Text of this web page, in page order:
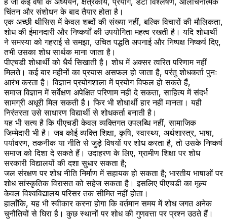
चिंतन और संशोधन के बाद तैयार होता है।
एक अच्छी थीसिस में केवल शब्दों की संख्या नहीं, बल्कि विचारों की मौलिकता,
शोध की ईमानदारी और निष्कर्षों की उपयोगिता महत्व रखती है। यदि शोधार्थी
ने समस्या को गहराई से समझा, उचित पद्धति अपनाई और निष्पक्ष निष्कर्ष दिए,
तभी उसका शोध सार्थक माना जाता है।
पीएचडी शोधार्थी को धैर्य सिखाती है। शोध में अक्सर त्वरित परिणाम नहीं
मिलते। कई बार महीनों का प्रयास असफल हो जाता है, परंतु शोधकर्ता पुनः
आरंभ करता है। विज्ञान प्रयोगशाला में प्रयोग विफल हो सकते हैं,
समाज विज्ञान में सर्वेक्षण अपेक्षित परिणाम नहीं दे सकता, साहित्य में संदर्भ
सामग्री अधूरी मिल सकती है। फिर भी शोधार्थी हार नहीं मानता। यही
निरंतरता उसे साधारण विद्यार्थी से शोधकर्ता बनाती है।
यह भी सत्य है कि पीएचडी केवल व्यक्तिगत उपलब्धि नहीं, सामाजिक
जिम्मेदारी भी है। जब कोई व्यक्ति शिक्षा, कृषि, स्वास्थ्य, अर्थशास्त्र, भाषा,
पर्यावरण, तकनीक या नीति से जुड़े विषयों पर शोध करता है, तो उसके निष्कर्ष
समाज को दिशा दे सकते हैं। उदाहरण के लिए, ग्रामीण शिक्षा पर शोध
सरकारी विद्यालयों की दशा सुधार सकता है;
जल संरक्षण पर शोध नीति निर्माण में सहायक हो सकता है; भारतीय भाषाओं पर
शोध सांस्कृतिक विरासत को सहेज सकता है। इसलिए पीएचडी का मूल्य
केवल विश्वविद्यालय परिसर तक सीमित नहीं होता।
हालाँकि, यह भी स्वीकार करना होगा कि वर्तमान समय में शोध जगत अनेक
चुनौतियों से घिरा है। कुछ स्थानों पर शोध की गुणवत्ता पर प्रश्न उठते हैं।